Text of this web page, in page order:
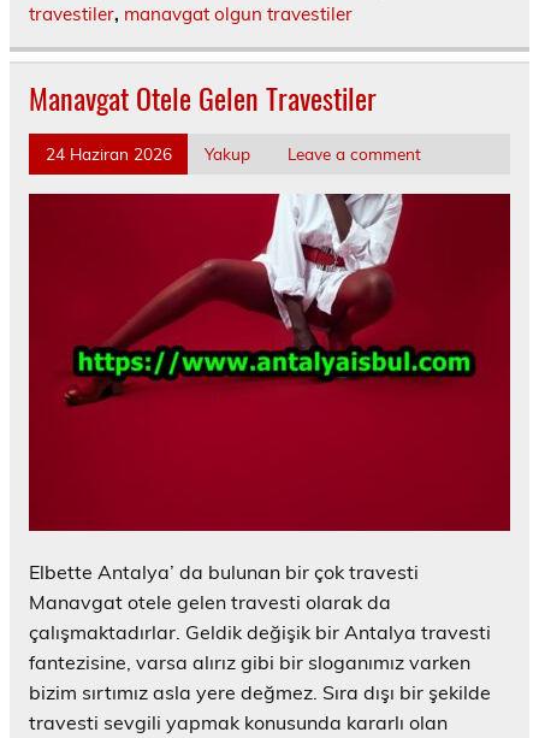
travestiler, manavgat olgun travestiler
Manavgat Otele Gelen Travestiler
24 Haziran 2026 Yakup Leave a comment
Elbette Antalya’ da bulunan bir çok travesti
Manavgat otele gelen travesti olarak da
çalışmaktadırlar. Geldik değişik bir Antalya travesti
fantezisine, varsa alırız gibi bir sloganımız varken
bizim sırtımız asla yere değmez. Sıra dışı bir şekilde
travesti sevgili yapmak konusunda kararlı olan